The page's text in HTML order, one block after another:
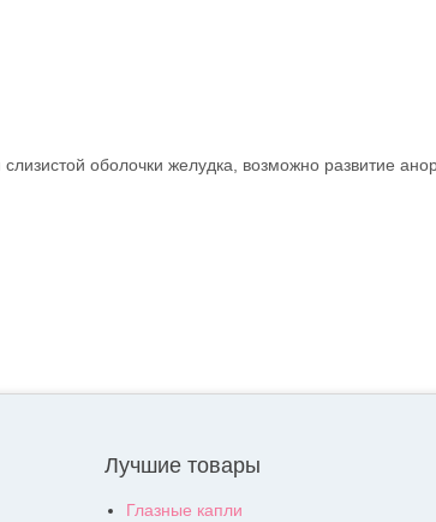
оболочки желудка, возможно развитие
Лучшие товары
Глазные капли